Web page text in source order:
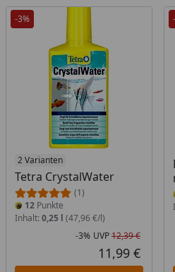
-3%
2 Varianten
Tetra CrystalWater
(1)
12 Punkte
Inhalt: 0,25 l (47,96 €/l)
Rabatt
-3% UVP12,39 €
11,99 €